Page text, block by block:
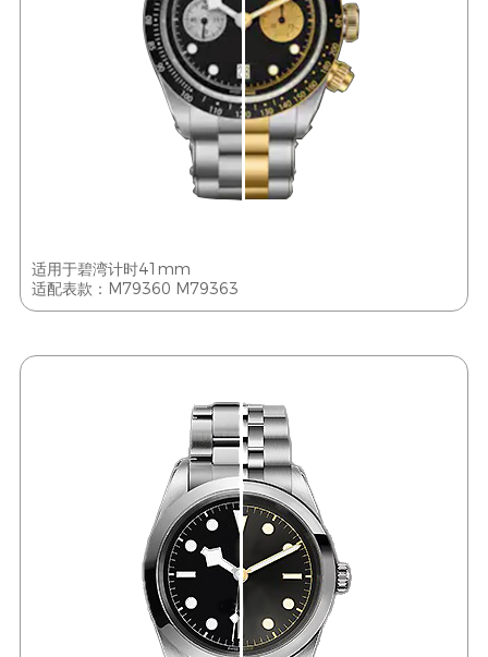
适用于碧湾计时41mm
适配表款：M79360 M79363